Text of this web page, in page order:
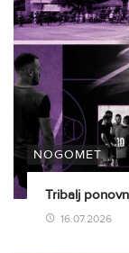
NOGOMET
Tribalj
16.07.2026